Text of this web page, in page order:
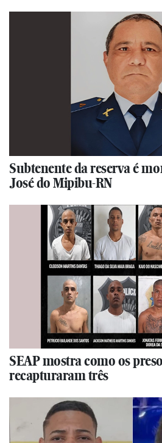
Subtenente da reserva é
José do Mipibu-RN
SEAP mostra como os
recapturaram três